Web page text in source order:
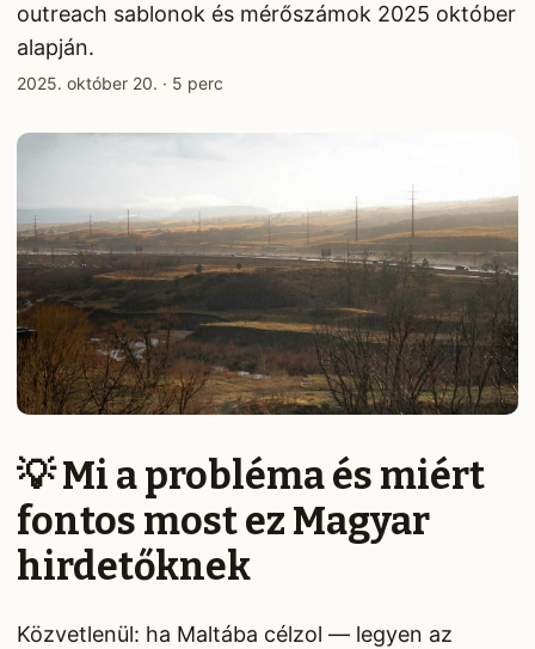
outreach sablonok és mérőszámok 2025 október
alapján.
2025. október 20. · 5 perc
💡 Mi a probléma és miért
fontos most ez Magyar
hirdetőknek
Közvetlenül: ha Maltába célzol — legyen az